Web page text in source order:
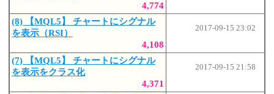
4,774
(8) 【MQL5】 チャートにシグナル
を表示（RSI）
4,108
2017-09-15 23:02
(7) 【MQL5】 チャートにシグナル
を表示をクラス化
4,371
2017-09-15 21:58